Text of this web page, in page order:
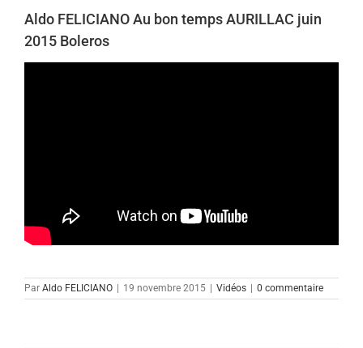
Aldo FELICIANO Au bon temps AURILLAC juin
2015 Boleros
Par Aldo FELICIANO | 19 novembre 2015 | Vidéos | 0 commentaire